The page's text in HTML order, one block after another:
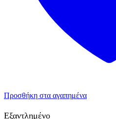
Προσθήκη στα αγαπημένα
Εξαντλημένο